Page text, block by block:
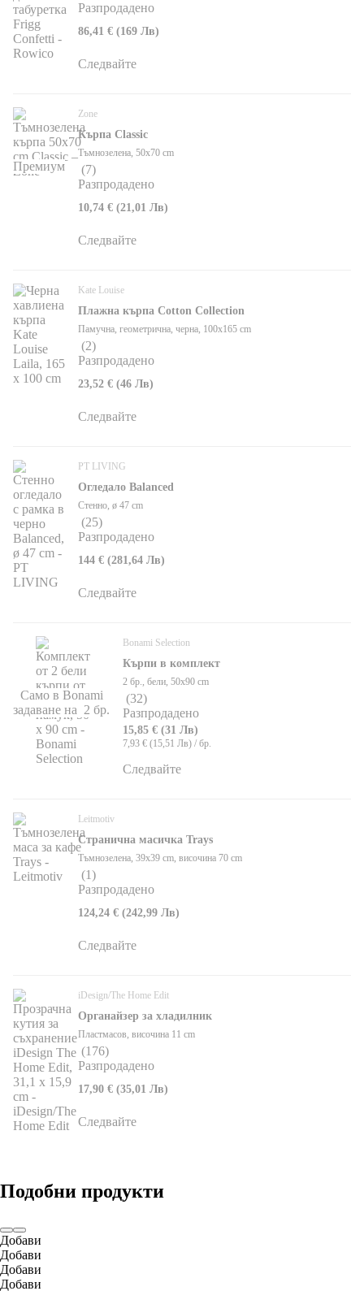
Разпродадено
86,41 € (169 Лв)
Следвайте
Премиум
Zone
Кърпа Classic
Тъмнозелена, 50x70 cm
(7)
Разпродадено
10,74 € (21,01 Лв)
Следвайте
Kate Louise
Плажна кърпа Cotton Collection
Памучна, геометрична, черна, 100x165 cm
(2)
Разпродадено
23,52 € (46 Лв)
Следвайте
PT LIVING
Огледало Balanced
Стенно, ø 47 cm
(25)
Разпродадено
144 € (281,64 Лв)
Следвайте
Само в Bonami
задаване на 2 бр.
Bonami Selection
Кърпи в комплект
2 бр., бели, 50x90 cm
(32)
Разпродадено
15,85 € (31 Лв)
7,93 € (15,51 Лв) / бр.
Следвайте
Leitmotiv
Странична масичка Trays
Тъмнозелена, 39x39 cm, височина 70 cm
(1)
Разпродадено
124,24 € (242,99 Лв)
Следвайте
iDesign/The Home Edit
Органайзер за хладилник
Пластмасов, височина 11 cm
(176)
Разпродадено
17,90 € (35,01 Лв)
Следвайте
Подобни продукти
Добави
Добави
Добави
Добави